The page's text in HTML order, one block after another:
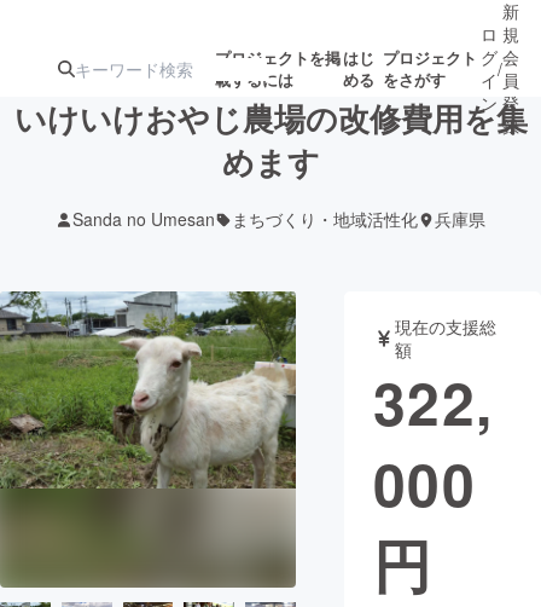
プロジェクトを掲
載するには
はじ
める
プロジェクト
をさがす
ジェクト
ターン
ジェクト
募集終了が近いプ
ロジェクト
もうすぐ公開
されます
アート・写真 音楽
テクノロジー・ガジェット ゲーム・サ
映像・映画
まちづくり・地域活性化
ロ
グ
イ
ン
/
新
規
会
員
登
録
いけいけおやじ農場の改修費用を集
めます
Sanda no Umesan まちづくり・地域活性化 兵庫県
現在の支援総
額
322,
000
円